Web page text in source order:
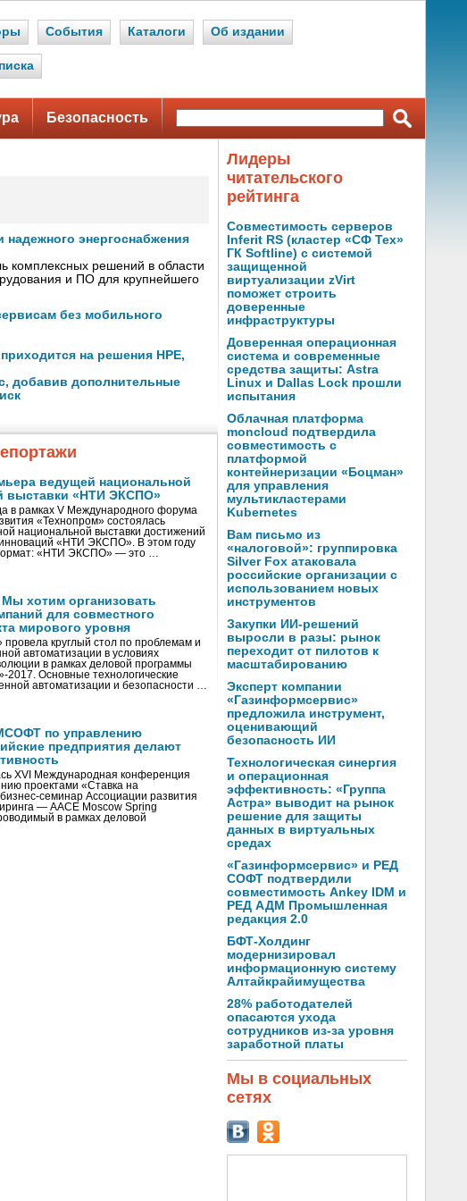
События Каталоги Об издании
Безопасность
надежного энергоснабжения
комплексных решений в области
и ПО для крупнейшего
без мобильного
на решения HPE,
добавив дополнительные
ведущей национальной
выставки «НТИ ЭКСПО»
в рамках V Международного форума
«Технопром» состоялась
национальной выставки достижений
инноваций «НТИ ЭКСПО». В этом году
«НТИ ЭКСПО» — это …
хотим организовать
для совместного
мирового уровня
круглый стол по проблемам и
автоматизации в условиях
в рамках деловой программы
2017. Основные технологические
автоматизации и безопасности …
по управлению
предприятия делают
XVI Международная конференция
проектами «Ставка на
семинар Ассоциации развития
— AACE Moscow Spring
в рамках деловой
Лидеры
читательского
рейтинга
Совместимость серверов
Inferit RS (кластер «СФ Тех»
ГК Softline) с системой
защищенной
виртуализации zVirt
поможет строить
доверенные
инфраструктуры
Доверенная операционная
система и современные
средства защиты: Astra
Linux и Dallas Lock прошли
испытания
Облачная платформа
moncloud подтвердила
совместимость с
платформой
контейнеризации «Боцман»
для управления
мультикластерами
Kubernetes
Вам письмо из
«налоговой»: группировка
Silver Fox атаковала
российские организации с
использованием новых
инструментов
Закупки ИИ-решений
выросли в разы: рынок
переходит от пилотов к
масштабированию
Эксперт компании
«Газинформсервис»
предложила инструмент,
оценивающий
безопасность ИИ
Технологическая синергия
и операционная
эффективность: «Группа
Астра» выводит на рынок
решение для защиты
данных в виртуальных
средах
«Газинформсервис» и РЕД
СОФТ подтвердили
совместимость Ankey IDM и
РЕД АДМ Промышленная
редакция 2.0
БФТ-Холдинг
модернизировал
информационную систему
Алтайкрайимущества
28% работодателей
опасаются ухода
сотрудников из-за уровня
заработной платы
Мы в социальных
сетях